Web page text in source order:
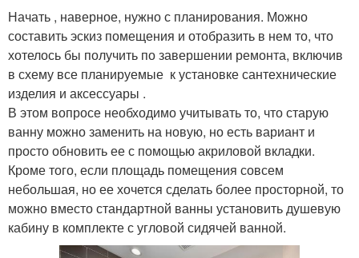
Начать , наверное, нужно с планирования. Можно
составить эскиз помещения и отобразить в нем то, что
хотелось бы получить по завершении ремонта, включив
в схему все планируемые к установке сантехнические
изделия и аксессуары .
В этом вопросе необходимо учитывать то, что старую
ванну можно заменить на новую, но есть вариант и
просто обновить ее с помощью акриловой вкладки.
Кроме того, если площадь помещения совсем
небольшая, но ее хочется сделать более просторной, то
можно вместо стандартной ванны установить душевую
кабину в комплекте с угловой сидячей ванной.